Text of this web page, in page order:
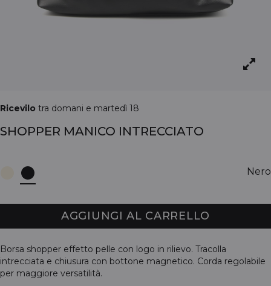
Ricevilo tra domani e martedì 18
SHOPPER MANICO INTRECCIATO
Nero
AGGIUNGI AL CARRELLO
Borsa shopper effetto pelle con logo in rilievo. Tracolla
intrecciata e chiusura con bottone magnetico. Corda regolabile
per maggiore versatilità.